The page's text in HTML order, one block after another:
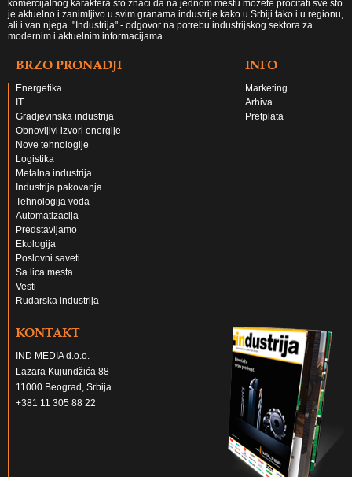
komercijalnog karaktera što znači da na jednom mestu možete pročitati sve što
je aktuelno i zanimljivo u svim granama industrije kako u Srbiji tako i u regionu,
ali i van njega. "Industrija" - odgovor na potrebu industrijskog sektora za
modernim i aktuelnim informacijama.
BRZO PRONADJI
Energetika
IT
Gradjevinska industrija
Obnovljivi izvori energije
Nove tehnologije
Logistika
Metalna industrija
Industrija pakovanja
Tehnologija voda
Automatizacija
Predstavljamo
Ekologija
Poslovni saveti
Sa lica mesta
Vesti
Rudarska industrija
INFO
Marketing
Arhiva
Pretplata
KONTAKT
IND MEDIA d.o.o.
Lazara Kujundžića 88
11000 Beograd, Srbija
+381 11 305 88 22